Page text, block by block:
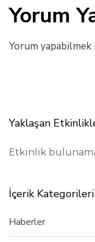
Yorum
Yorum yapabilmek
Yaklaşan
Etkinlik
İçerik Kategorileri
Haberler